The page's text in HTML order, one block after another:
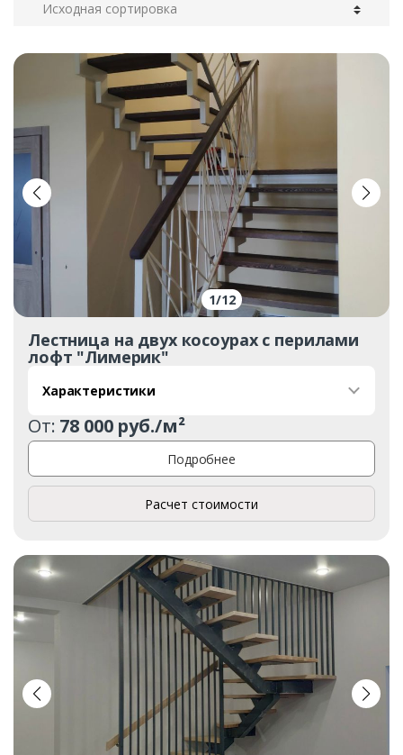
1/12
Лестница на двух косоурах с перилами
лофт "Лимерик"
Характеристики
От: 78 000 руб./м²
Подробнее
Расчет стоимости